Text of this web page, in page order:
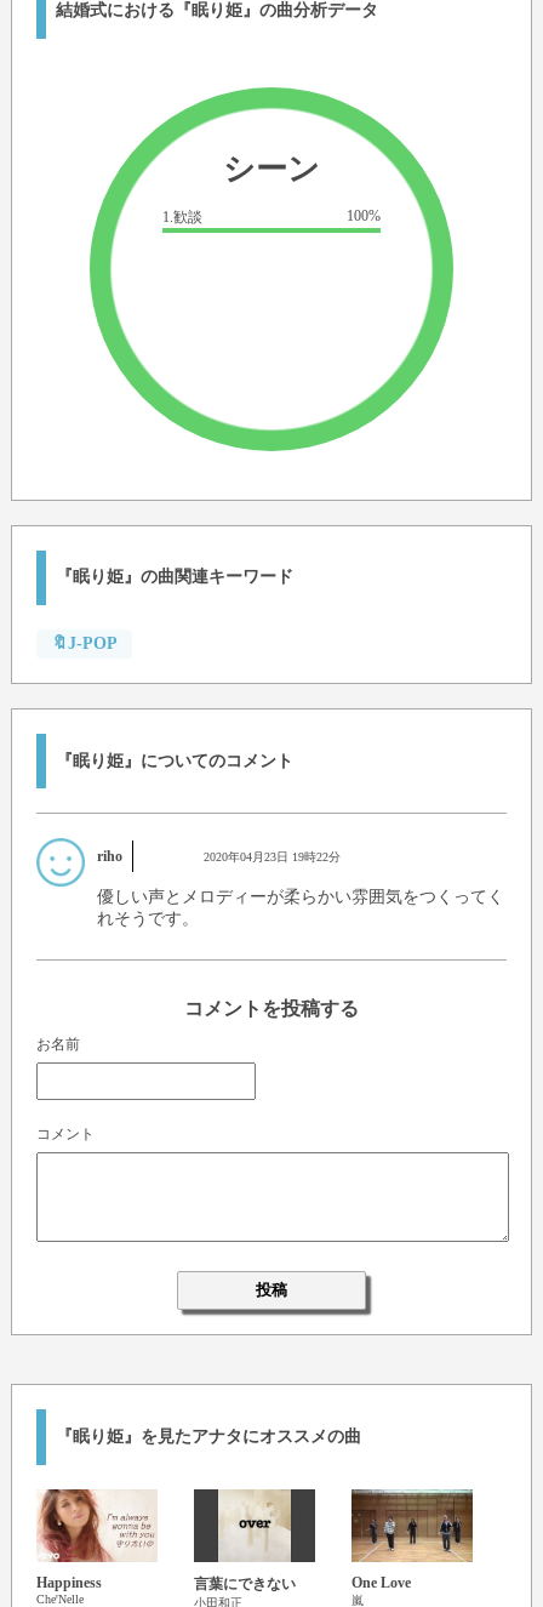
結婚式における『眠り姫』の曲分析データ
シーン
1.歓談 100%
『眠り姫』の曲関連キーワード
🔖J-POP
『眠り姫』についてのコメント
riho 2020年04月23日 19時22分
優しい声とメロディーが柔らかい雰囲気をつくってく
れそうです。
コメントを投稿する
お名前
コメント
『眠り姫』を見たアナタにオススメの曲
Happiness
Che'Nelle
言葉にできない
小田和正
One Love
嵐